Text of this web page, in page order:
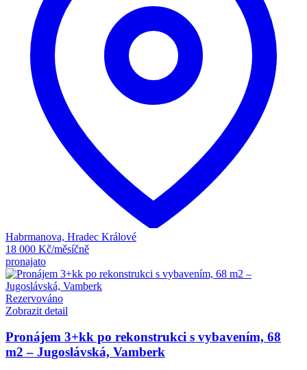
Habrmanova, Hradec Králové
18 000 Kč/měsíčně
pronajato
Rezervováno
Zobrazit detail
Pronájem 3+kk po rekonstrukci s vybavením, 68
m2 – Jugoslávská, Vamberk